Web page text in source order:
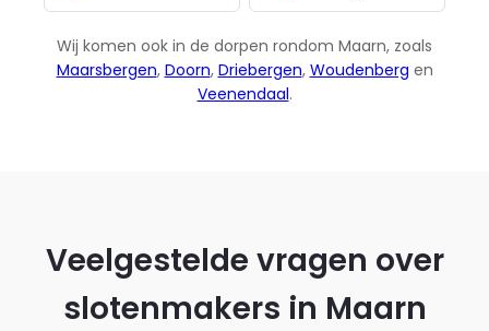
Wij komen ook in de dorpen rondom Maarn, zoals
Maarsbergen, Doorn, Driebergen, Woudenberg en
Veenendaal.
Veelgestelde vragen over
slotenmakers in Maarn